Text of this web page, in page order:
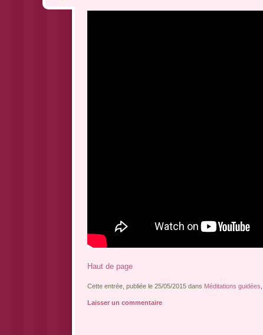
Haut de page
Cette entrée, publiée le 25/05/2015 dans Méditations guidées
Laisser un commentaire